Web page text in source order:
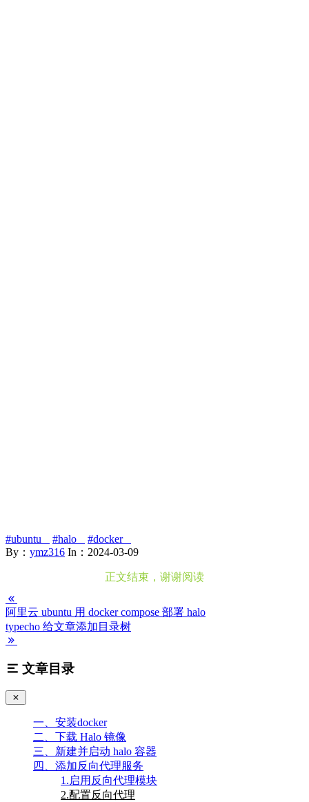
#ubuntu #halo
#docker
By： ymz316 In： 2024-03-09
阿里云 ubuntu 用 docker compose 部署 halo
typecho 给文章添加目录树
文章目录
一、安装docker
二、下载 Halo 镜像
三、新建并启动 halo 容器
四、添加反向代理服务
1.启用反向代理模块
2.配置反向代理